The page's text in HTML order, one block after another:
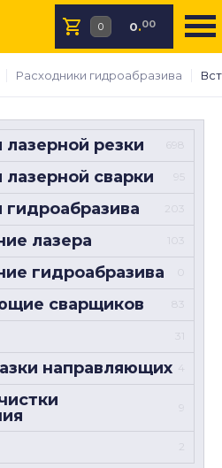
0.00
Расходники гидроабразива
лазерной резки 698
лазерной сварки 95
гидроабразива 203
лазера 103
гидроабразива
сварщиков 83
31
направляющих 4
2